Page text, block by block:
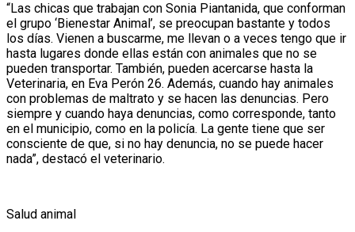
“Las chicas que trabajan con Sonia Piantanida, que conforman
el grupo ‘Bienestar Animal’, se preocupan bastante y todos
los días. Vienen a buscarme, me llevan o a veces tengo que ir
hasta lugares donde ellas están con animales que no se
pueden transportar. También, pueden acercarse hasta la
Veterinaria, en Eva Perón 26. Además, cuando hay animales
con problemas de maltrato y se hacen las denuncias. Pero
siempre y cuando haya denuncias, como corresponde, tanto
en el municipio, como en la policía. La gente tiene que ser
consciente de que, si no hay denuncia, no se puede hacer
nada”, destacó el veterinario.
Salud animal